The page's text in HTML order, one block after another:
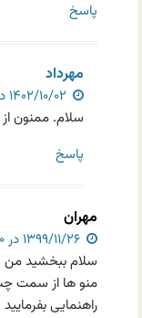
پاسخ
مهرداد
سلام. ممنون
پاسخ
مهران
۱۳۹۹/۱۱/۲۶ در ۱۹:۳۰
منو ها از سمت
راهنمایی بفرمایید